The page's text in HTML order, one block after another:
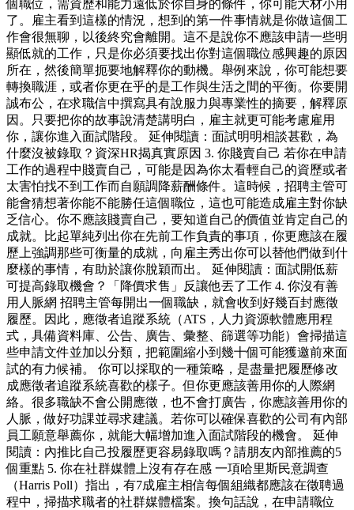
個職位，需資歷和能力遠低於你自身的條件，你可能大材小用
了。雇主看到這樣的情況，想到的第一件事情就是你做這個工
作會很無聊，以後終究會離開。這不是說你不應該申請一些明
顯低就的工作，只是你必須要找出你對這個職位感興趣的原因
所在，然後簡單扼要地解釋你的動機。舉例來說，你可能想要
轉換職涯，或者你更在乎的是工作與生活之間的平衡。你要開
誠布公，在求職信中撰寫具有說服力與專業性的摘要，解釋原
因。只要把你的故事說清楚講明白，雇主就更可能考慮雇用
你，讓你進入面試階段。 延伸閱讀：面試明明相談甚歡，為
什麼沒被錄取？資深HR揭真實原因 3. 你賤賣自己 若你在申請
工作的過程中賤賣自己，可能是因為你太看輕自己的資歷或者
太害怕找不到工作而自願調降薪酬條件。這時候，招聘主管可
能會猜想著你能不能勝任這個職位，這也可能造成雇主對你缺
乏信心。你不應該賤賣自己，要知道自己的價值並肯定自己的
成就。比起單純列出你在先前工作負責的事項，你更應該在履
歷上強調那些可衡量的成就，向雇主秀出你可以替他們做到什
麼樣的事情，有助於讓你脫穎而出。 延伸閱讀：面試開低薪
可提高錄取機會？「降價求售」反讓他丟了工作 4. 你沒有善
用人脈網 招聘主管每開出一個職缺，就會收到好幾百封應徵
履歷。因此，應徵者追蹤系統（ATS，人力資源軟體應用程
式，具備資料庫、公告、廣告、彙整、篩選等功能）會掃描這
些申請文件並加以分類，把範圍縮小到幾十個可能獲邀前來面
試的有力候補。 你可以採取的一種策略，是盡量把履歷修改
成應徵者追蹤系統喜歡的樣子。但你更應該善用你的人際網
絡。很多職缺不會公開應徵，也不會打廣告，你應該善用你的
人脈，做好功課並尋求建議。若你可以確保喜歡的公司有內部
員工願意舉薦你，就能大幅增加進入面試階段的機會。 延伸
閱讀：內推比自己投履歷更容易錄取嗎？請朋友內部推薦的5
個重點 5. 你在社群媒體上沒有存在感 一項哈里斯民意調查
（Harris Poll）指出，有7成雇主相信每個組織都應該在徵聘過
程中，掃描求職者的社群媒體檔案。換句話說，在申請職位